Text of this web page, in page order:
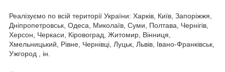
Реалізуємо по всій території України: Харків, Київ, Запоріжжя,
Дніпропетровськ, Одеса, Миколаїв, Суми, Полтава, Чернігів,
Херсон, Черкаси, Кіровоград, Житомир, Вінниця,
Хмельницький, Рівне, Чернівці, Луцьк, Львів, Івано-Франківськ,
Ужгород , ін.